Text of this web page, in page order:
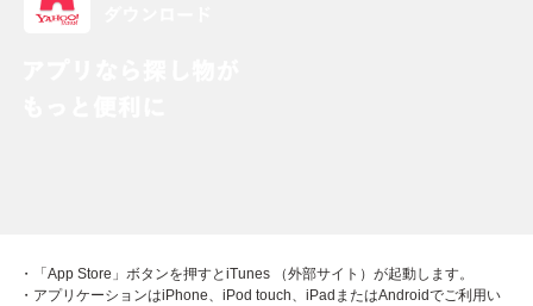
・「App Store」ボタンを押すとiTunes （外部サイト）が起動します。
・アプリケーションはiPhone、iPod touch、iPadまたはAndroidでご利用い